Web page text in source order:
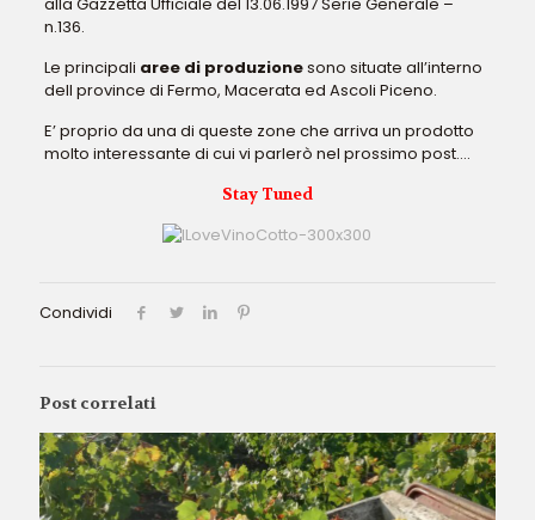
n.136.
Le principali aree di produzionesono situate all’interno
dell province di Fermo, Macerata ed Ascoli Piceno.
E’ proprio da una di queste zone che arriva un prodotto
molto interessante di cui vi parlerò nel prossimo post….
Stay Tuned
Condividi
Post correlati